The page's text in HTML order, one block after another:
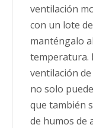
ventilación
con un lote
manténgalo
temperatura.
ventilación
no solo
que también
de humos de